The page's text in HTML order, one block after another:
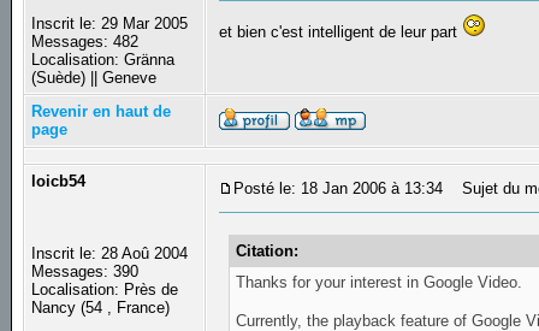
Inscrit le: 29 Mar 2005
Messages: 482
Localisation: Gränna
(Suède) || Geneve
et bien c'est intelligent de leur part
Revenir en haut de
page
loicb54
Inscrit le: 28 Aoû 2004
Messages: 390
Localisation: Près de
Nancy (54 , France)
Posté le: 18 Jan 2006 à 13:34 Sujet du
Citation:
Thanks for your interest in Google Video.
Currently, the playback feature of Google